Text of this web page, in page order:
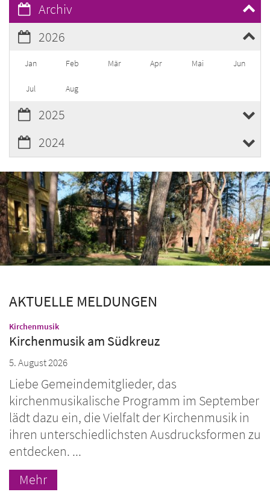
Archiv
2026
Jan Feb Mär Apr Mai Jun
Jul Aug
2025
2024
AKTUELLE MELDUNGEN
Kirchenmusik:
Kirchenmusik am Südkreuz
5. August 2026
Liebe Gemeindemitglieder, das
kirchenmusikalische Programm im September
lädt dazu ein, die Vielfalt der Kirchenmusik in
ihren unterschiedlichsten Ausdrucksformen zu
entdecken. ...
Mehr